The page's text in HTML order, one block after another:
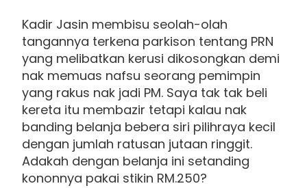
Kadir Jasin membisu seolah-olah
tangannya terkena parkison tentang PRN
yang melibatkan kerusi dikosongkan demi
nak memuas nafsu seorang pemimpin
yang rakus nak jadi PM. Saya tak tak beli
kereta itu membazir tetapi kalau nak
banding belanja bebera siri pilihraya kecil
dengan jumlah ratusan jutaan ringgit.
Adakah dengan belanja ini setanding
kononnya pakai stikin RM.250?